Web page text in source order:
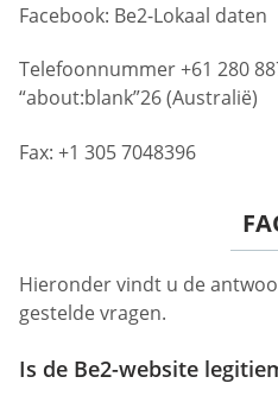
Facebook: Be2-Lokaal daten
Telefoonnummer +61 280
“about:blank”26 (Australië)
Fax: +1 305 7048396
Hieronder vindt u de
gestelde vragen.
Is de Be2-website